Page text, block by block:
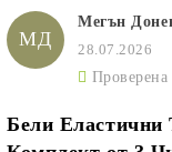
МД
Мегън
28.07.2026
Проверена
Бели